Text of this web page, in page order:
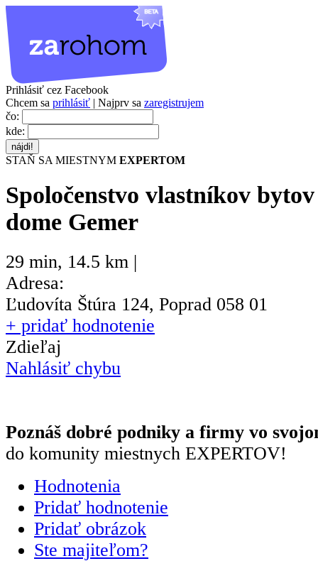
Prihlásiť cez Facebook
Chcem sa prihlásiť | Najprv sa zaregistrujem
čo:
kde:
STAŇ SA MIESTNYM EXPERTOM
Spoločenstvo vlastníkov
dome Gemer
29 min, 14.5 km |
Adresa:
Ľudovíta Štúra 124, Poprad 058 01
+ pridať hodnotenie
Zdieľaj
Nahlásiť chybu
Poznáš dobré podniky a firmy vo
do komunity miestnych EXPERTOV!
Hodnotenia
Pridať hodnotenie
Pridať obrázok
Ste majiteľom?